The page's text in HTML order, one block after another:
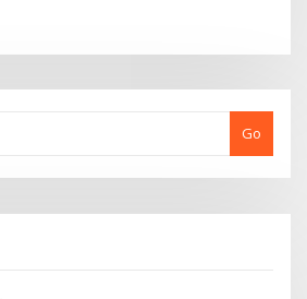
Go